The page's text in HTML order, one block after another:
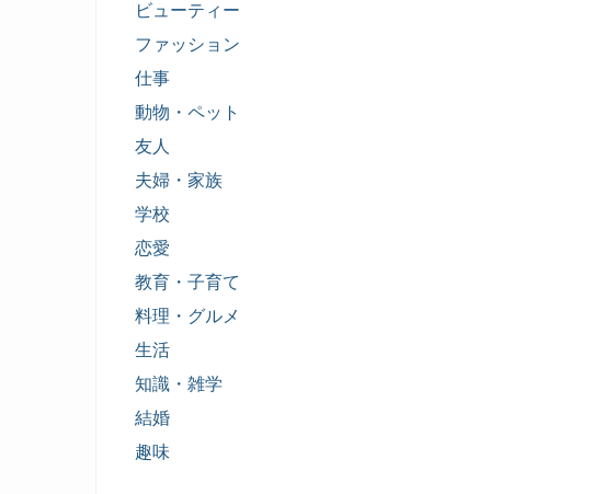
ビューティー
ファッション
仕事
動物・ペット
友人
夫婦・家族
学校
恋愛
教育・子育て
料理・グルメ
生活
知識・雑学
結婚
趣味